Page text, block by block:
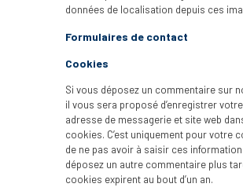
données de localisation depuis ces
Formulaires de contact
Cookies
Si vous déposez un commentaire sur
il vous sera proposé d’enregistrer
adresse de messagerie et site web
cookies. C’est uniquement pour votre
de ne pas avoir à saisir ces
déposez un autre commentaire plus
cookies expirent au bout d’un an.